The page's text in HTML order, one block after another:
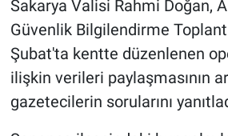
Sakarya Valisi Rahmi Doğan,
Güvenlik Bilgilendirme
Şubat'ta kentte düzenlenen
ilişkin verileri paylaşmasının
gazetecilerin sorularını
Gündem Özel
Günün görüntüsü